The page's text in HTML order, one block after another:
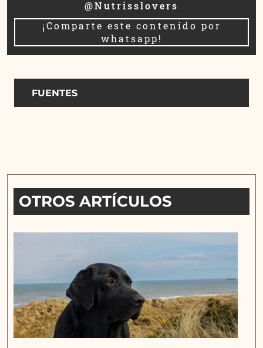
@Nutrisslovers
¡Comparte este contenido por
whatsapp!
FUENTES
OTROS ARTÍCULOS